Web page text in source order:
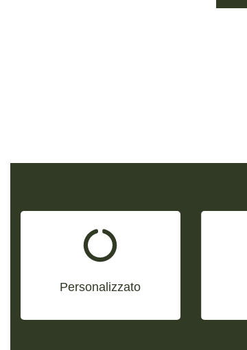
Personalizzato
e sviluppo che può sviluppare e
produrre prodotti in base ai
disegni o ai campioni forniti dai
clienti.
Disponiamo di una nostra
fabbrica, per cui possiamo
direttamente i prodotti, che sono